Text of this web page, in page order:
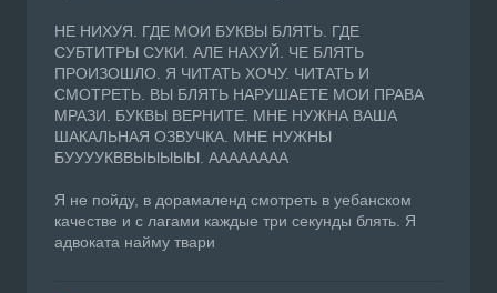
НЕ НИХУЯ. ГДЕ МОИ БУКВЫ БЛЯТЬ. ГДЕ
СУБТИТРЫ СУКИ. АЛЕ НАХУЙ. ЧЕ БЛЯТЬ
ПРОИЗОШЛО. Я ЧИТАТЬ ХОЧУ. ЧИТАТЬ И
СМОТРЕТЬ. ВЫ БЛЯТЬ НАРУШАЕТЕ МОИ ПРАВА
МРАЗИ. БУКВЫ ВЕРНИТЕ. МНЕ НУЖНА ВАША
ШАКАЛЬНАЯ ОЗВУЧКА. МНЕ НУЖНЫ
БУУУУКВВЫЫЫЫЫ. АААААААА
Я не пойду, в дорамаленд смотреть в уебанском
качестве и с лагами каждые три секунды блять. Я
адвоката найму твари